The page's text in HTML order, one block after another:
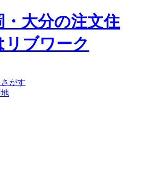
・大分の注文住
ブワーク
がす